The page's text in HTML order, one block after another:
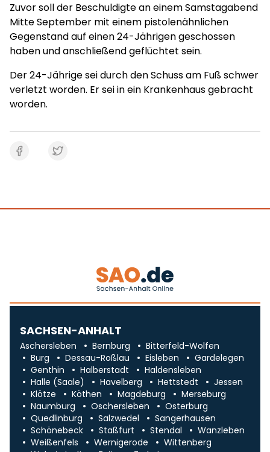
Zuvor soll der Beschuldigte an einem Samstagabend
Mitte September mit einem pistolenähnlichen
Gegenstand auf einen 24-Jährigen geschossen
haben und anschließend geflüchtet sein.
Der 24-Jährige sei durch den Schuss am Fuß schwer
verletzt worden. Er sei in ein Krankenhaus gebracht
worden.
SACHSEN-ANHALT
Aschersleben Bernburg
Bitterfeld-Wolfen
Burg
Dessau-Roßlau Eisleben
Gardelegen
Genthin
Halberstadt
Haldensleben
Halle (Saale)
Havelberg Hettstedt
Jessen
Klötze
Köthen Magdeburg
Merseburg
Naumburg
Oschersleben
Osterburg
Quedlinburg
Salzwedel
Sangerhausen
Schönebeck
Staßfurt Stendal
Wanzleben
Weißenfels
Wernigerode
Wittenberg